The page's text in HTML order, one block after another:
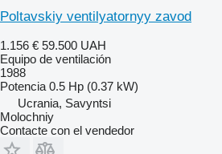
Poltavskiy ventilyatornyy zavod
1.156 € 59.500 UAH
Equipo de ventilación
1988
Potencia 0.5 Hp (0.37 kW)
Ucrania, Savyntsi
Molochniy
Contacte con el vendedor